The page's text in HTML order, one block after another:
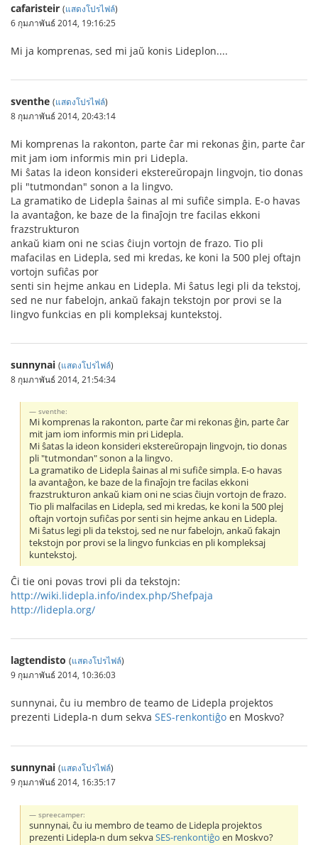
cafaristeir (แสดงโปรไฟล์)
6 กุมภาพันธ์ 2014, 19:16:25
Mi ja komprenas, sed mi jaŭ konis Lideplon....
sventhe (แสดงโปรไฟล์)
8 กุมภาพันธ์ 2014, 20:43:14
Mi komprenas la rakonton, parte ĉar mi rekonas ĝin, parte ĉar
mit jam iom informis min pri Lidepla.
Mi ŝatas la ideon konsideri ekstereŭropajn lingvojn, tio donas
pli "tutmondan" sonon a la lingvo.
La gramatiko de Lidepla ŝainas al mi sufiĉe simpla. E-o havas
la avantaĝon, ke baze de la finaĵojn tre facilas ekkoni
frazstrukturon
ankaŭ kiam oni ne scias ĉiujn vortojn de frazo. Tio pli
mafacilas en Lidepla, sed mi kredas, ke koni la 500 plej oftajn
vortojn sufiĉas por
senti sin hejme ankau en Lidepla. Mi ŝatus legi pli da tekstoj,
sed ne nur fabelojn, ankaŭ fakajn tekstojn por provi se la
lingvo funkcias en pli kompleksaj kuntekstoj.
sunnynai (แสดงโปรไฟล์)
8 กุมภาพันธ์ 2014, 21:54:34
sventhe:
Mi komprenas la rakonton, parte ĉar mi rekonas ĝin, parte ĉar
mit jam iom informis min pri Lidepla.
Mi ŝatas la ideon konsideri ekstereŭropajn lingvojn, tio donas
pli "tutmondan" sonon a la lingvo.
La gramatiko de Lidepla ŝainas al mi sufiĉe simpla. E-o havas
la avantaĝon, ke baze de la finaĵojn tre facilas ekkoni
frazstrukturon ankaŭ kiam oni ne scias ĉiujn vortojn de frazo.
Tio pli malfacilas en Lidepla, sed mi kredas, ke koni la 500 plej
oftajn vortojn sufiĉas por senti sin hejme ankau en Lidepla.
Mi ŝatus legi pli da tekstoj, sed ne nur fabelojn, ankaŭ fakajn
tekstojn por provi se la lingvo funkcias en pli kompleksaj
kuntekstoj.
Ĉi tie oni povas trovi pli da tekstojn:
http://wiki.lidepla.info/index.php/Shefpaja
http://lidepla.org/
lagtendisto (แสดงโปรไฟล์)
9 กุมภาพันธ์ 2014, 10:36:03
sunnynai, ĉu iu membro de teamo de Lidepla projektos
prezenti Lidepla-n dum sekva SES-renkontiĝo en Moskvo?
sunnynai (แสดงโปรไฟล์)
9 กุมภาพันธ์ 2014, 16:35:17
spreecamper:
sunnynai, ĉu iu membro de teamo de Lidepla projektos
prezenti Lidepla-n dum sekvaSES-renkontiĝo en Moskvo?